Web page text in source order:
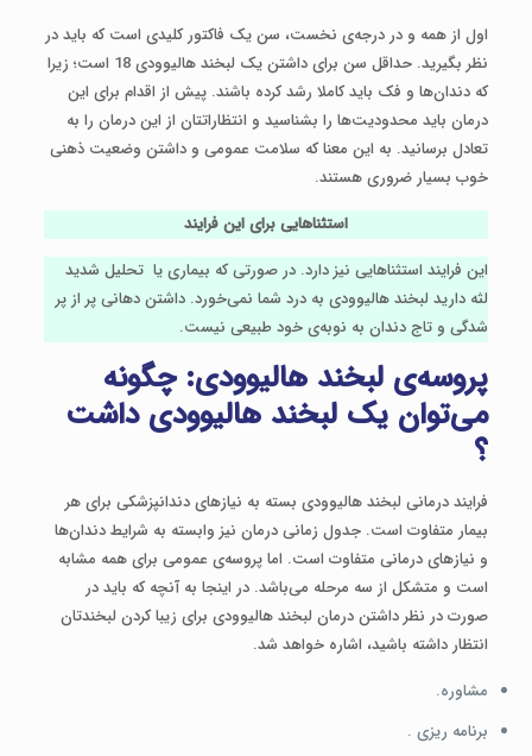
اول از همه و در درجه‌ی نخست، سن یک فاکتور کلیدی است که باید در
نظر بگیرید. حداقل سن برای داشتن یک لبخند هالیوودی 18 است؛ زیرا
که دندان‌ها و فک باید کاملا رشد کرده باشند. پیش از اقدام برای این
درمان باید محدودیت‌ها را بشناسید و انتظاراتتان از این درمان را به
تعادل برسانید. به این معنا که سلامت عمومی و داشتن وضعیت ذهنی
خوب بسیار ضروری هستند.
استثناهایی برای این فرایند
این فرایند استثناهایی نیز دارد. در صورتی که بیماری یا تحلیل شدید
لثه دارید لبخند هالیوودی به درد شما نمی‌خورد. داشتن دهانی پر از پر
شدگی و تاج دندان به نوبه‌ی خود طبیعی نیست.
پروسه‌ی لبخند هالیوودی: چگونه
می‌توان یک لبخند هالیوودی داشت
؟
فرایند درمانی لبخند هالیوودی بسته به نیازهای دندانپزشکی برای هر
بیمار متفاوت است. جدول زمانی درمان نیز وابسته به شرایط دندان‌ها
و نیازهای درمانی متفاوت است. اما پروسه‌ی عمومی برای همه مشابه
است و متشکل از سه مرحله می‌باشد. در اینجا به آنچه که باید در
صورت در نظر داشتن درمان لبخند هالیوودی برای زیبا کردن لبخندتان
انتظار داشته باشید، اشاره خواهد شد.
مشاوره.
برنامه ریزی .